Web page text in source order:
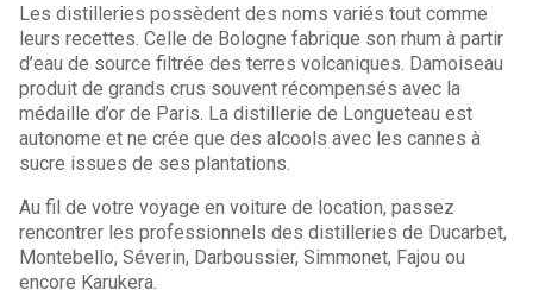
Les distilleries possèdent des noms variés tout comme
leurs recettes. Celle de Bologne fabrique son rhum à partir
d’eau de source filtrée des terres volcaniques. Damoiseau
produit de grands crus souvent récompensés avec la
médaille d’or de Paris. La distillerie de Longueteau est
autonome et ne crée que des alcools avec les cannes à
sucre issues de ses plantations.
Au fil de votre voyage en voiture de location, passez
rencontrer les professionnels des distilleries de Ducarbet,
Montebello, Séverin, Darboussier, Simmonet, Fajou ou
encore Karukera.